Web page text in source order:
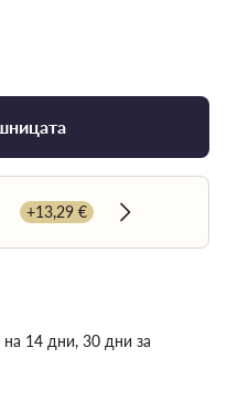
+13,29 €
Dowiedz się
14 дни, 30 дни за